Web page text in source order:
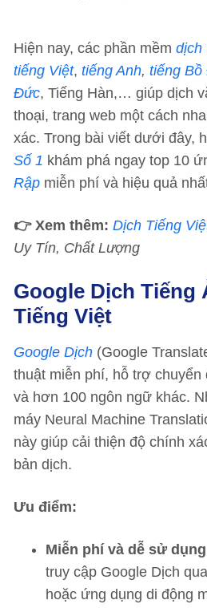
Hiện nay, các phần mềm dịch
tiếng Việt, tiếng Anh, tiếng
Đức, Tiếng Hàn,… giúp dịch
thoại, trang web một cách
xác. Trong bài viết dưới đây,
Số 1 khám phá ngay top 10
Rập miễn phí và hiệu quả
👉 Xem thêm: Dịch Tiếng
Uy Tín, Chất Lượng
Google Dịch Tiếng
Tiếng Việt
Google Dịch (Google
thuật miễn phí, hỗ trợ chuyển
và hơn 100 ngôn ngữ khác.
máy Neural Machine
này giúp cải thiện độ chính
bản dịch.
Ưu điểm:
Miễn phí và dễ sử dụng
truy cập Google Dịch
hoặc ứng dụng di động